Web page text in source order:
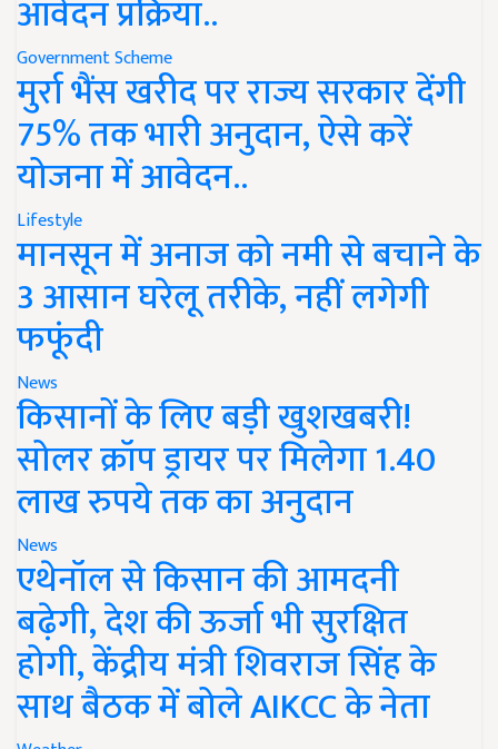
आवेदन प्रक्रिया..
Government Scheme
मुर्रा भैंस खरीद पर राज्य सरकार देंगी
75% तक भारी अनुदान, ऐसे करें
योजना में आवेदन..
Lifestyle
मानसून में अनाज को नमी से बचाने के
3 आसान घरेलू तरीके, नहीं लगेगी
फफूंदी
News
किसानों के लिए बड़ी खुशखबरी!
सोलर क्रॉप ड्रायर पर मिलेगा 1.40
लाख रुपये तक का अनुदान
News
एथेनॉल से किसान की आमदनी
बढ़ेगी, देश की ऊर्जा भी सुरक्षित
होगी, केंद्रीय मंत्री शिवराज सिंह के
साथ बैठक में बोले AIKCC के नेता